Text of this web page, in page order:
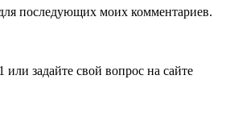
последующих моих комментариев.
задайте свой вопрос на сайте